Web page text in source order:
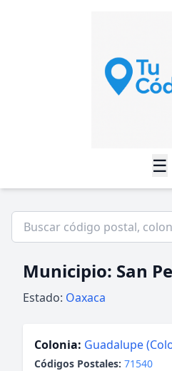
☰
Municipio: San
Estado: Oaxaca
Colonia: Guadalupe
Códigos Postales: 71540